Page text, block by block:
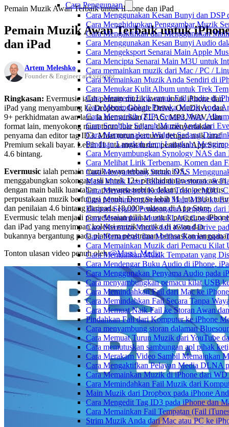
Cara Penggunaan
Cara Menggunakan Kesan Bunyi dan DSP
Cara Menghidupkan Penggambar Muzik
Cara Mengaktifkan dan Menggunakan
Cara Menggunakan Kesan Bunyi Audio
Cara Mengeksport Senarai Main Apple
Cara Mencipta Senarai Main M3U untuk
Cara memainkan muzik dari Mac / PC /
Cara Memainkan Muzik Anda Sendiri di
Cara Menukar Kulit Album untuk Trek
Cara Mengedit Lirik untuk Fail Audio di
Cara Memindahkan Pustaka Muzik Anda
Cara Mengarkib (ZIP) Senarai Main,
Cara Scrobble Sejarah Muzik Anda dari
Cara Menggunakan Widget Sedang
Panduan Langkah demi Langkah:
Cara Menyambungkan Synology NAS
Cara Melihat Lirik Terbenam, Komen dan
Cara Menyambung Storan NAS
Main Muzik Luar Talian di Evermusic &
Cara Mengeksport Koleksi Trek ke M3U,
Cara Mengimport Senarai Main M3U ke
Eksport Sejarah Pendengaran Lengkap
Cara Memainkan Muzik FLAC (Lossless)
Cara Menstrim Muzik dari iCloud Drive
Cara Menambah dan Melihat Komen pada
Cara Memainkan Muzik dari Pemacu Kilat
Cara Memainkan Muzik Tempatan yang
Cara Mendengar Buku Audio di iPhone,
Cara Menggunakan Penyama Audio pada
Cara menyambungkan pemacu kilat USB
Cara Memindahkan Fail dari Mac ke
Cara Memindahkan Fail Secara Tanpa
Cara Memuat Naik Fail ke Storan Awan
Pindahkan Fail dari Komputer ke iPhone
Cara menyambung storan dalaman
Cara Memuat Turun Muzik dari YouTube
Cara memutuskan sambungan apl pihak
Cara Merakam Video Sambil Memainkan
Cara Mengaktifkan Pelayan Media DLNA
Cara Memainkan Muzik di iPhone dari
Cara Memindahkan Fail Muzik dari
Main Muzik dari Dropbox pada iPhone
Cara Mengedit Tag ID3 pada iPhone dan
Cara Memainkan Fail Tempatan (Fail
Strim Muzik Anda dari Mac atau PC ke
Pemain Muzik Awan Terbaik untuk iPhone dan iPad
Pemain Muzik Awan Terbaik untuk
dan iPad
Artem Meleshko
Founder & Engineer at Everappz
Ringkasan: Evermusic ialah pemain muzik awan untuk iPhone dan
iPad yang menyambung ke Dropbox, Google Drive, OneDrive, dan
9+ perkhidmatan awan lain. Ia memainkan FLAC, MP3, WAV, dan
format lain, menyokong muat turun luar talian, dan menyertakan
penyama dan editor tag ID3. Muat turun percuma dengan naik taraf
Premium sekali bayar. Lebih 11 juta muat turun, penilaian App Store
4.6 bintang.
Evermusic ialah pemain muzik awan terbaik untuk iOS,
menggabungkan sokongan asli untuk 12+ perkhidmatan storan awan
dengan main balik luar talian, penyama terbina dalam, dan pengurus
perpustakaan muzik berfungsi penuh. Dengan lebih 11 juta muat
dan penilaian 4.6 bintang daripada 18,000+ ulasan di App Store,
Evermusic telah menjadi penyelesaian pilihan untuk pengguna iPhone
dan iPad yang menyimpan koleksi muzik mereka di awan dan
bukannya bergantung pada platform penstriman berasaskan
Tonton ulasan video penuh oleh@Massi_Media: